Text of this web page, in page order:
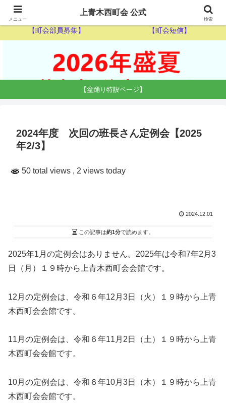
【ゴミ収集カレンダー】 【休日当番医】
【町会部員募集】 【町会短信】
【盆踊り特設ページ】
2024年度 次回の班長さん定例会【2025
年2/3】
50 total views , 2 views today
2024.12.01
この記事は約1分で読めます。
2025年1月の定例会はありません。2025年は令和7年2月3
日（月）１９時から上青木西町会会館です。
12月の定例会は、令和６年12月3日（火）１９時から上青
木西町会会館です。
11月の定例会は、令和６年11月2日（土）１９時から上青
木西町会会館です。
10月の定例会は、令和６年10月3日（木）１９時から上青
木西町会会館です。
メニュー
上青木西町会 公式
検索